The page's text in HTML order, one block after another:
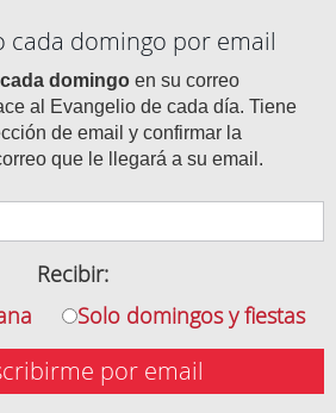
cada domingo por email
domingo en su correo
al Evangelio de cada día. Tiene
de email y confirmar la
que le llegará a su email.
Recibir:
Solo domingos y fiestas
por email